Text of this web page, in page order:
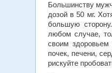
Большинству
дозой в 50 мг.
большую
любом случае,
своим
почек, печени,
рискуйте